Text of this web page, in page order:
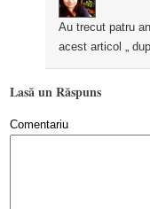
Au trecut patru
acest articol „
Lasă un Răspuns
Comentariu